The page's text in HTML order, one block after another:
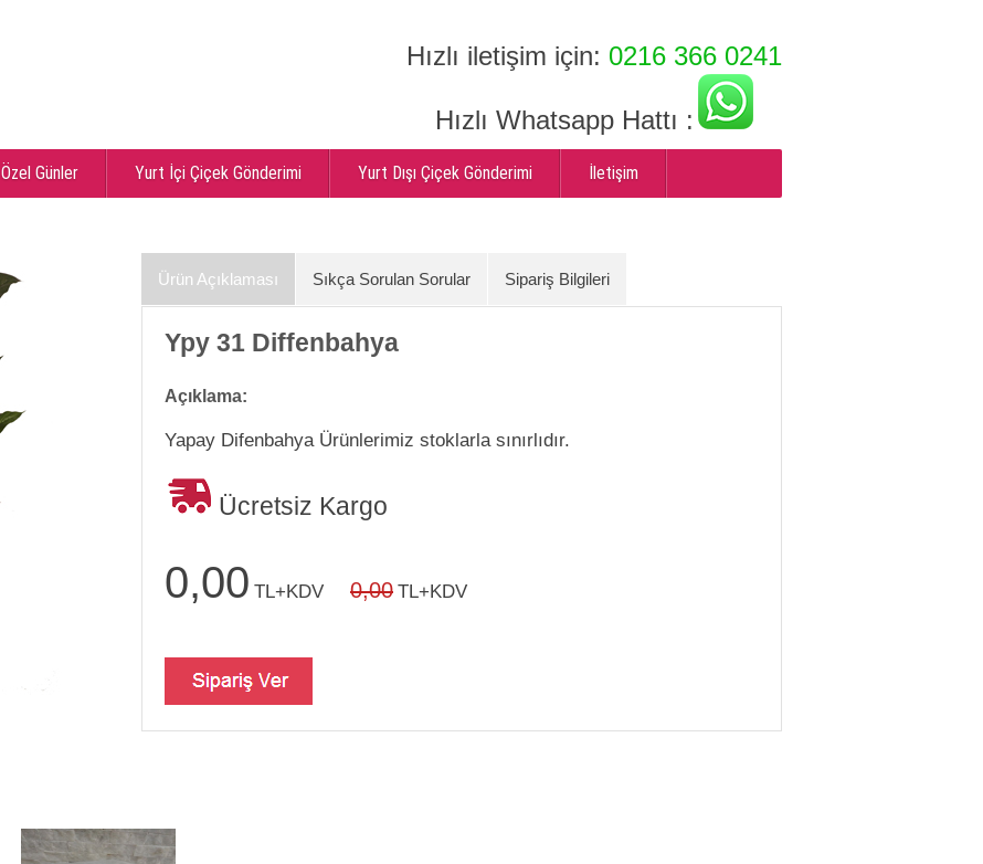
Hızlı iletişim için: 0216 366 0241
Hızlı Whatsapp Hattı :
Özel Günler Yurt İçi Çiçek Gönderimi Yurt Dışı Çiçek Gönderimi İletişim
Ürün Açıklaması Sıkça Sorulan Sorular Sipariş Bilgileri
Ypy 31 Diffenbahya
Açıklama:
Yapay Difenbahya Ürünlerimiz stoklarla sınırlıdır.
Ücretsiz Kargo
0,00 TL+KDV 0,00 TL+KDV